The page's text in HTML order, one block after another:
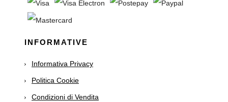
INFORMATIVE
Informativa Privacy
Politica Cookie
Condizioni di Vendita